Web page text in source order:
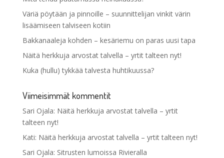
Väriä pöytään ja pinnoille – suunnittelijan vinkit värin
lisäämiseen talviseen kotiin
Bakkanaaleja kohden – kesäriemu on paras uusi tapa
Näitä herkkuja arvostat talvella – yrtit talteen nyt!
Kuka (hullu) tykkää talvesta huhtikuussa?
Viimeisimmät kommentit
Sari Ojala: Näitä herkkuja arvostat talvella – yrtit
talteen nyt!
Kati: Näitä herkkuja arvostat talvella – yrtit talteen nyt!
Sari Ojala: Sitrusten lumoissa Rivieralla